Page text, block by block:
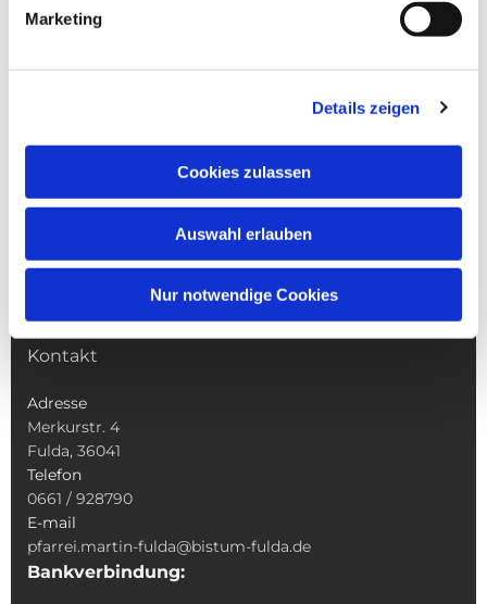
Marketing
Details zeigen
Cookies zulassen
Auswahl erlauben
Nur notwendige Cookies
Gottesdienste
Veranstaltungen & Angebote
Kindertagesstätte St. Andreas
Kontakt
Adresse
Merkurstr. 4
Fulda, 36041
Telefon
0661 / 928790
E-mail
pfarrei.martin-fulda@bistum-fulda.de
Bankverbindung: